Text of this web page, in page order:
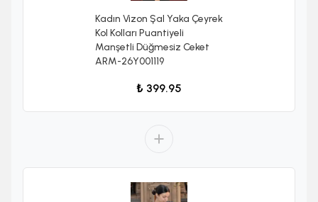
Kadın Vizon Şal Yaka Çeyrek
Kol Kolları Puantiyeli
Manşetli Düğmesiz Ceket
ARM-26Y001119
₺ 399.95